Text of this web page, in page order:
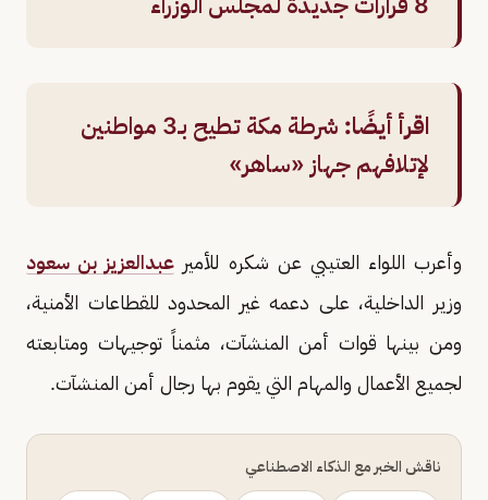
اقرأ أيضًا:
شرطة مكة تطيح بـ3 مواطنين
لإتلافهم جهاز «ساهر»
وأعرب اللواء العتيبي عن شكره للأمير عبدالعزيز بن سعود
وزير الداخلية، على دعمه غير المحدود للقطاعات الأمنية،
ومن بينها قوات أمن المنشآت، مثمناً توجيهات ومتابعته
لجميع الأعمال والمهام التي يقوم بها رجال أمن المنشآت.
ناقش الخبر مع الذكاء الاصطناعي